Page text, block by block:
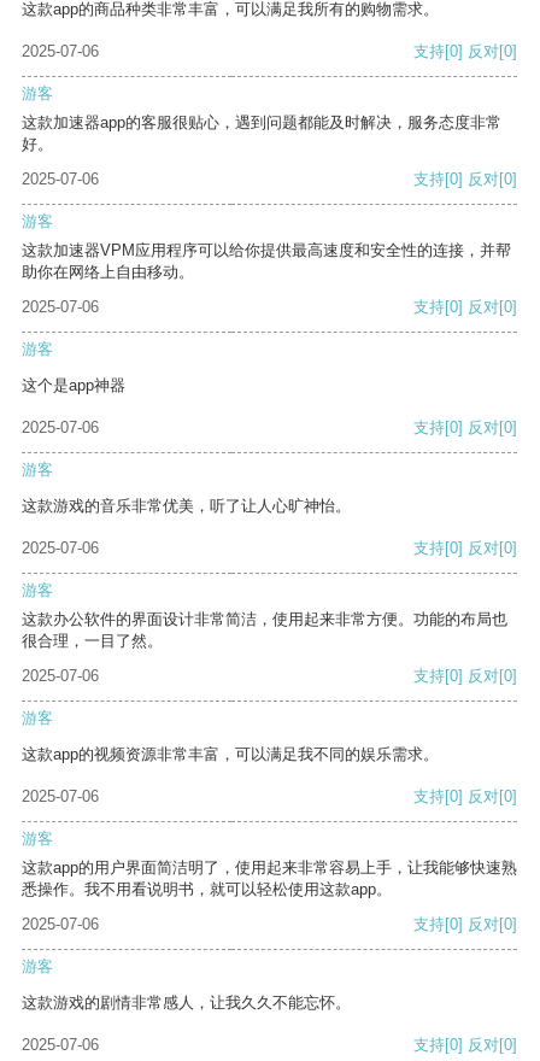
这款app的商品种类非常丰富，可以满足我所有的购物需求。
2025-07-06 支持[0] 反对[0]
游客
这款加速器app的客服很贴心，遇到问题都能及时解决，服务态度非常
好。
2025-07-06
支持[0] 反对[0]
游客
这款加速器VPM应用程序可以给你提供最高速度和安全性的连接，并帮
助你在网络上自由移动。
2025-07-06
支持[0] 反对[0]
游客
这个是app神器
2025-07-06 支持[0] 反对[0]
游客
这款游戏的音乐非常优美，听了让人心旷神怡。
2025-07-06 支持[0] 反对[0]
游客
这款办公软件的界面设计非常简洁，使用起来非常方便。功能的布局也
很合理，一目了然。
2025-07-06
支持[0] 反对[0]
游客
这款app的视频资源非常丰富，可以满足我不同的娱乐需求。
2025-07-06 支持[0] 反对[0]
游客
这款app的用户界面简洁明了，使用起来非常容易上手，让我能够快速熟
悉操作。我不用看说明书，就可以轻松使用这款app。
2025-07-06
支持[0] 反对[0]
游客
这款游戏的剧情非常感人，让我久久不能忘怀。
2025-07-06 支持[0] 反对[0]